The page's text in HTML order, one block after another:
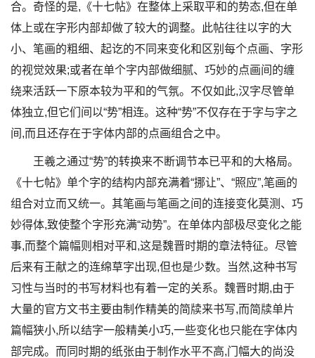
合。奇怪的是,《十七帖》在整体上采取平和的势态,但在单
体上或在字形内部却做了较大的调整。此帖往往以字的大
小、笔画的粗细、起讫的不同来变化和区别每个点画、字形
的视觉效果;或者在单个字内部做细腻、巧妙的点画间的缠
绕来活跃一下原本较为平和的气氛。不仅如此,汉字尽管单
体独立,但它们间以“势”相连。这种“势”不仅存在于字与字之
间,而且还存在于字体内部的点画组合之中。
王羲之通过“势”的转换来不断调节本已平和的大格局。
《十七帖》单个字的结构内部充满着“挪让”、“照应”,笔画的
组合对立而又统一。其笔画与笔画之间的连接变化莫测、巧
妙得体,致使整个字形充满“动势”。在单体内部极尽变化之能
事,而整个篇幅则相对平和,这是魏晋时期的章法特征。尽管
后来有王献之的连绵草字出现,但也是少数。当然,这种书写
习性与当时的书写材料也有着一定的关系。魏晋时期,由于
大量的官方文书主要由制作精美的简牍来书写,而简牍单片
篇幅狭小,所以结字一般精美小巧,一些变化也只能在字体内
部完成。而同时期的纸张由于制作水平不高,门幅大的尚没